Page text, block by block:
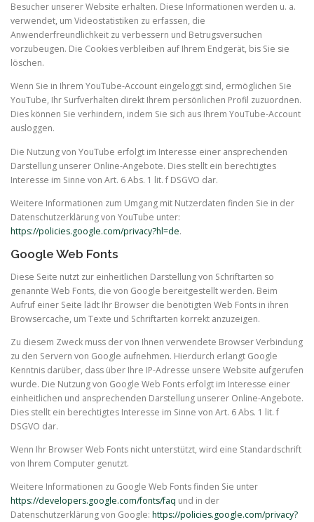
Besucher unserer Website erhalten. Diese Informationen werden u. a.
verwendet, um Videostatistiken zu erfassen, die
Anwenderfreundlichkeit zu verbessern und Betrugsversuchen
vorzubeugen. Die Cookies verbleiben auf Ihrem Endgerät, bis Sie sie
löschen.
Wenn Sie in Ihrem YouTube-Account eingeloggt sind, ermöglichen Sie
YouTube, Ihr Surfverhalten direkt Ihrem persönlichen Profil zuzuordnen.
Dies können Sie verhindern, indem Sie sich aus Ihrem YouTube-Account
ausloggen.
Die Nutzung von YouTube erfolgt im Interesse einer ansprechenden
Darstellung unserer Online-Angebote. Dies stellt ein berechtigtes
Interesse im Sinne von Art. 6 Abs. 1 lit. f DSGVO dar.
Weitere Informationen zum Umgang mit Nutzerdaten finden Sie in der
Datenschutzerklärung von YouTube unter:
https://policies.google.com/privacy?hl=de.
Google Web Fonts
Diese Seite nutzt zur einheitlichen Darstellung von Schriftarten so
genannte Web Fonts, die von Google bereitgestellt werden. Beim
Aufruf einer Seite lädt Ihr Browser die benötigten Web Fonts in ihren
Browsercache, um Texte und Schriftarten korrekt anzuzeigen.
Zu diesem Zweck muss der von Ihnen verwendete Browser Verbindung
zu den Servern von Google aufnehmen. Hierdurch erlangt Google
Kenntnis darüber, dass über Ihre IP-Adresse unsere Website aufgerufen
wurde. Die Nutzung von Google Web Fonts erfolgt im Interesse einer
einheitlichen und ansprechenden Darstellung unserer Online-Angebote.
Dies stellt ein berechtigtes Interesse im Sinne von Art. 6 Abs. 1 lit. f
DSGVO dar.
Wenn Ihr Browser Web Fonts nicht unterstützt, wird eine Standardschrift
von Ihrem Computer genutzt.
Weitere Informationen zu Google Web Fonts finden Sie unter
https://developers.google.com/fonts/faq und in der
Datenschutzerklärung von Google: https://policies.google.com/privacy?